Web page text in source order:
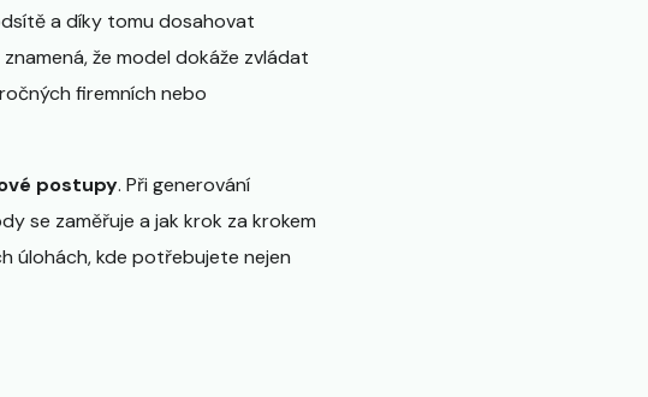
a díky tomu dosahovat
že model dokáže zvládat
firemních nebo
postupy. Při generování
se zaměřuje a jak krok za krokem
úlohách, kde potřebujete nejen